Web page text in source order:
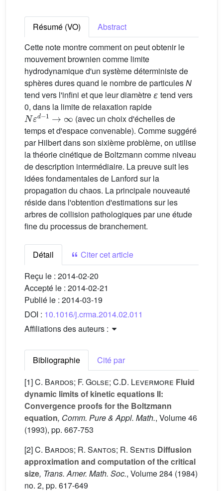
Résumé (VO)
Abstract
Cette note montre comment on peut obtenir le
mouvement brownien comme limite
hydrodynamique d'un système déterministe de
sphères dures quand le nombre de particulesN
tend vers l'infini et que leur diamètre ε tend vers
0, dans la limite de relaxation rapide
Nεd−1→∞
(avec un choix d'échelles de
temps et d'espace convenable). Comme suggéré
par Hilbert dans son sixième problème, on utilise
la théorie cinétique de Boltzmann comme niveau
de description intermédiaire. La preuve suit les
idées fondamentales de Lanford sur la
propagation du chaos. La principale nouveauté
réside dans l'obtention d'estimations sur les
arbres de collision pathologiques par une étude
fine du processus de branchement.
Détail
Citer cet article
Reçu le : 2014-02-20
Accepté le : 2014-02-21
Publié le : 2014-03-19
DOI : 10.1016/j.crma.2014.02.011
Affiliations des auteurs :
Bibliographie
Cité par
[1]C. Bardos; F. Golse; C.D. Levermore Fluid
dynamic limits of kinetic equations II:
Convergence proofs for the Boltzmann
equation, Comm. Pure & Appl. Math., Volume 46
(1993), pp. 667-753
[2]C. Bardos; R. Santos; R. Sentis Diffusion
approximation and computation of the critical
size, Trans. Amer. Math. Soc., Volume 284 (1984)
no. 2, pp. 617-649